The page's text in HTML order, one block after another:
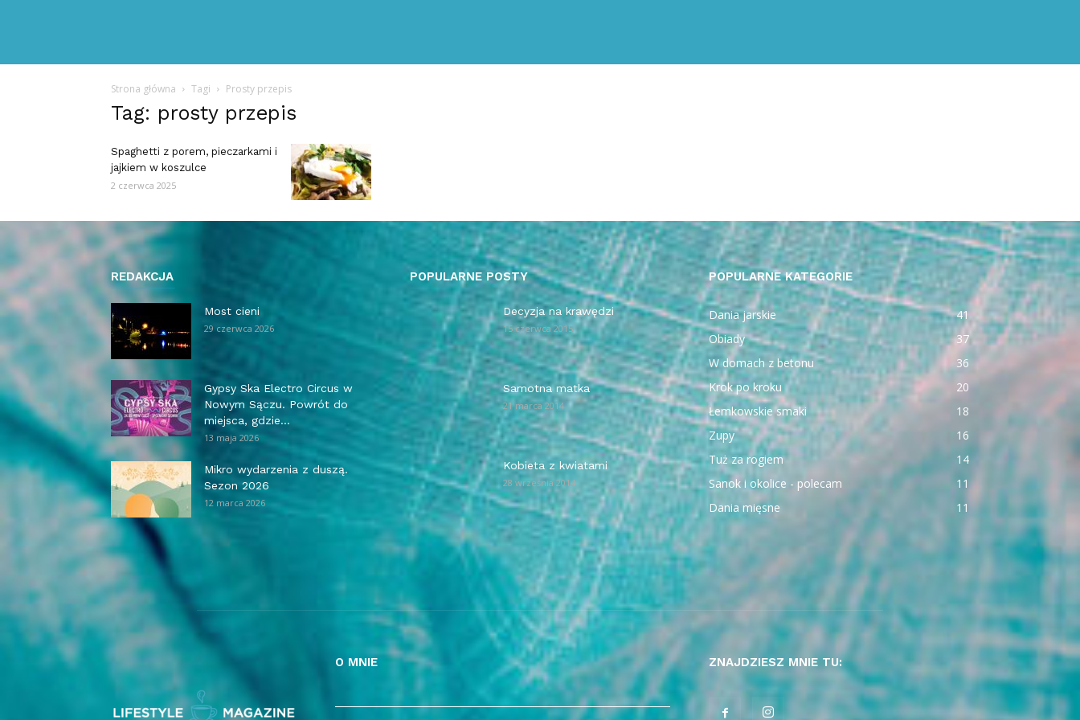
Strona główna Tagi Prosty przepis
Tag: prosty przepis
Spaghetti z porem, pieczarkami i
jajkiem w koszulce
2 czerwca 2025
REDAKCJA
Most cieni
29 czerwca 2026
Gypsy Ska Electro Circus w
Nowym Sączu. Powrót do
miejsca, gdzie...
13 maja 2026
Mikro wydarzenia z duszą.
Sezon 2026
12 marca 2026
POPULARNE POSTY
Decyzja na krawędzi
15 czerwca 2015
Samotna matka
21 marca 2014
Kobieta z kwiatami
28 września 2014
POPULARNE KATEGORIE
Dania jarskie
41
Obiady
37
W domach z betonu
36
Krok po kroku
20
Łemkowskie smaki
18
Zupy
16
Tuż za rogiem
14
Sanok i okolice - polecam
11
Dania mięsne
11
O MNIE ZNAJDZIESZ MNIE TU: